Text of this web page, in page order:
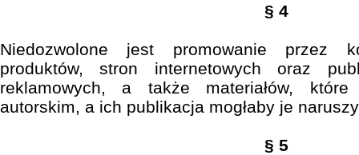
§ 4
Niedozwolone jest promowanie przez
produktów, stron internetowych oraz
reklamowych, a także materiałów,
autorskim, a ich publikacja mogłaby je
§ 5